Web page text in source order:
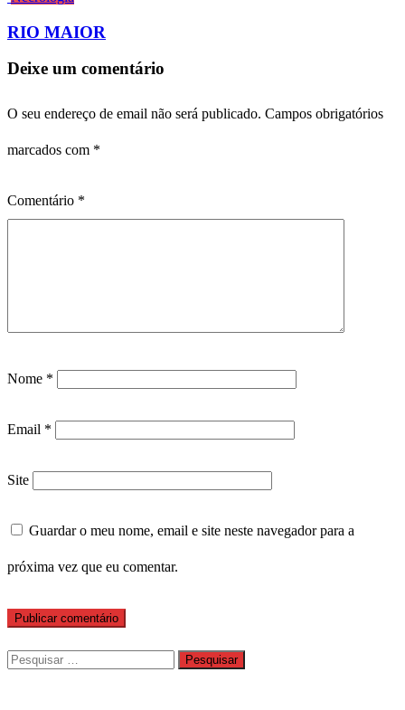
RIO MAIOR
Deixe um comentário
O seu endereço de email não será publicado. Campos obrigatórios
marcados com *
Comentário *
Nome *
Email *
Site
Guardar o meu nome, email e site neste navegador para a
próxima vez que eu comentar.
Pesquisar
por: